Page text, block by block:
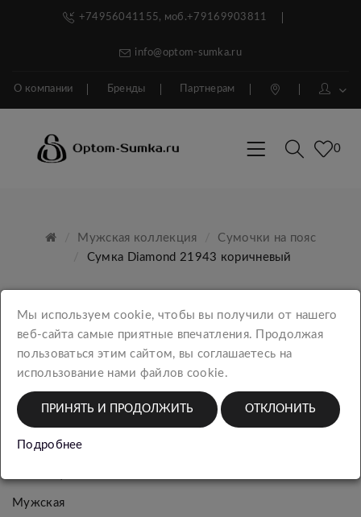
+74956041155, моб.+79169903811
info@optom-sumka.ru
О компании Бренды Партнерам
0
Мужская коллекция
Сумочки на пояс
Сумка Diamond 21943 коричневый
КАТЕГОРИИ
Новинки
Женская
Мужская
Мы используем cookie, чтобы вы получили от нашего
веб-сайта самые приятные впечатления. Продолжая
пользоваться этим сайтом, вы соглашаетесь на
использование нами файлов cookie.
ПРИНЯТЬ И ПРОДОЛЖИТЬ ОТКЛОНИТЬ
Подробнее